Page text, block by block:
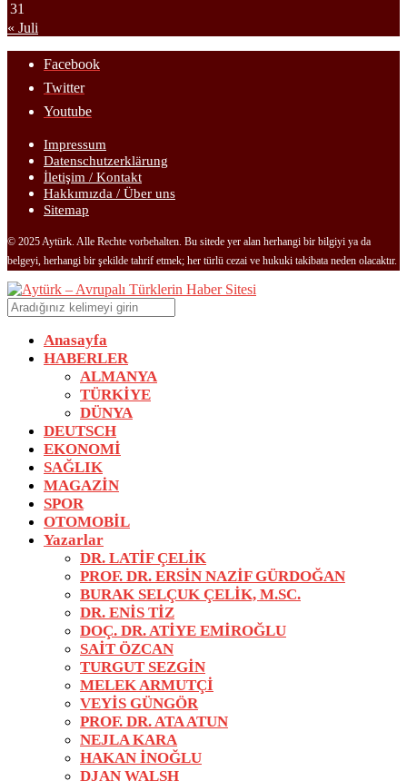
31
« Juli
Facebook
Twitter
Youtube
Impressum
Datenschutzerklärung
İletişim / Kontakt
Hakkımızda / Über uns
Sitemap
© 2025 Aytürk. Alle Rechte vorbehalten. Bu sitede yer alan herhangi bir bilgiyi ya da
belgeyi, herhangi bir şekilde tahrif etmek; her türlü cezai ve hukuki takibata neden olacaktır.
Anasayfa
HABERLER
ALMANYA
TÜRKİYE
DÜNYA
DEUTSCH
EKONOMİ
SAĞLIK
MAGAZİN
SPOR
OTOMOBİL
Yazarlar
DR. LATİF ÇELİK
PROF. DR. ERSİN NAZİF GÜRDOĞAN
BURAK SELÇUK ÇELİK, M.SC.
DR. ENİS TİZ
DOÇ. DR. ATİYE EMİROĞLU
SAİT ÖZCAN
TURGUT SEZGİN
MELEK ARMUTÇİ
VEYİS GÜNGÖR
PROF. DR. ATA ATUN
NEJLA KARA
HAKAN İNOĞLU
DJAN WALSH